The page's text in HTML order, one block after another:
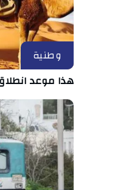
وطنية
هذا موعد